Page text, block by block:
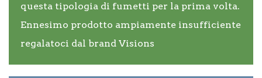
questa tipologia di fumetti per la prima volta.
Ennesimo prodotto ampiamente insufficiente
regalatoci dal brand Visions